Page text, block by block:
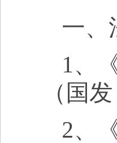
一、
1、
（国
2、